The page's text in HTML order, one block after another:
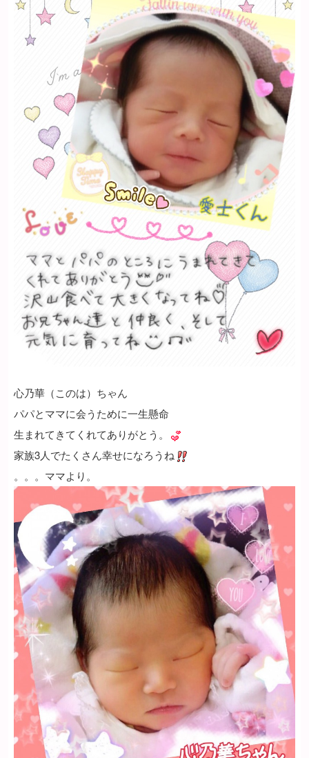
心乃華（このは）ちゃん
パパとママに会うために一生懸命
生まれてきてくれてありがとう。
家族3人でたくさん幸せになろうね
。。。ママより。